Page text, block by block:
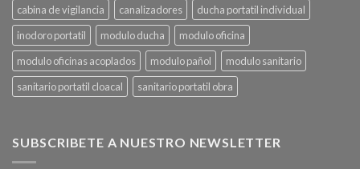
cabina de vigilancia canalizadores
ducha portatil individual
inodoro portatil
modulo ducha
modulo oficina
modulo oficinas acoplados
modulo pañol
modulo sanitario
sanitario portatil cloacal
sanitario portatil obra
SUBSCRIBETE A NUESTRO NEWSLETTER